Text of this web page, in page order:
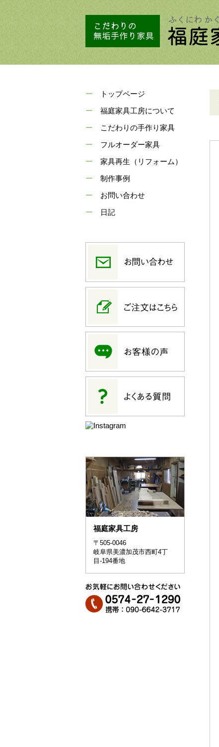
トップページ
福庭家具工房について
こだわりの手作り家具
フルオーダー家具
家具再生（リフォーム）
制作事例
お問い合わせ
日記
福庭家具工房
〒505-0046
岐阜県美濃加茂市西町4丁
目-194番地